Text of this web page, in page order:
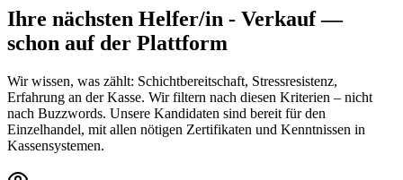
Ihre nächsten Helfer/in - Verkauf—
schon auf der Plattform
Wir wissen, was zählt: Schichtbereitschaft, Stressresistenz,
Erfahrung an der Kasse. Wir filtern nach diesen Kriterien – nicht
nach Buzzwords. Unsere Kandidaten sind bereit für den
Einzelhandel, mit allen nötigen Zertifikaten und Kenntnissen in
Kassensystemen.